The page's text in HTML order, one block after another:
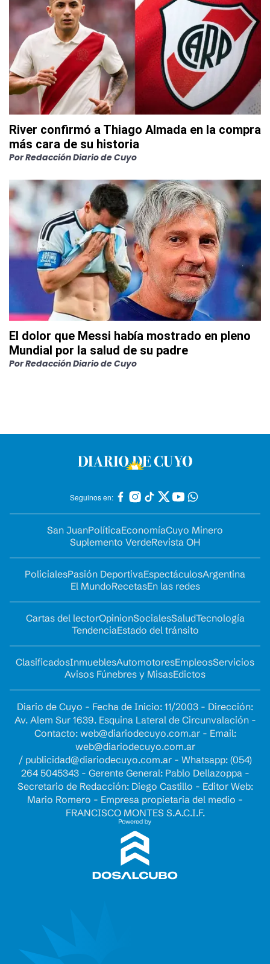
River confirmó a Thiago Almada en la compra
más cara de su historia
PorRedacción Diario de Cuyo
El dolor que Messi había mostrado en pleno
Mundial por la salud de su padre
PorRedacción Diario de Cuyo
Seguinos en:
San JuanPolíticaEconomíaCuyo Minero
Suplemento VerdeRevista OH
PolicialesPasión DeportivaEspectáculosArgentina
El MundoRecetasEn las redes
Cartas del lectorOpinionSocialesSaludTecnología
TendenciaEstado del tránsito
ClasificadosInmueblesAutomotoresEmpleosServicios
Avisos Fúnebres y MisasEdictos
Diario de Cuyo - Fecha de Inicio: 11/2003 - Dirección:
Av. Alem Sur 1639. Esquina Lateral de Circunvalación -
Contacto: web@diariodecuyo.com.ar- Email:
web@diariodecuyo.com.ar
/ publicidad@diariodecuyo.com.ar- Whatsapp: (054)
264 5045343 - Gerente General: Pablo Dellazoppa -
Secretario de Redacción: Diego Castillo - Editor Web:
Mario Romero - Empresa propietaria del medio -
FRANCISCO MONTES S.A.C.I.F.